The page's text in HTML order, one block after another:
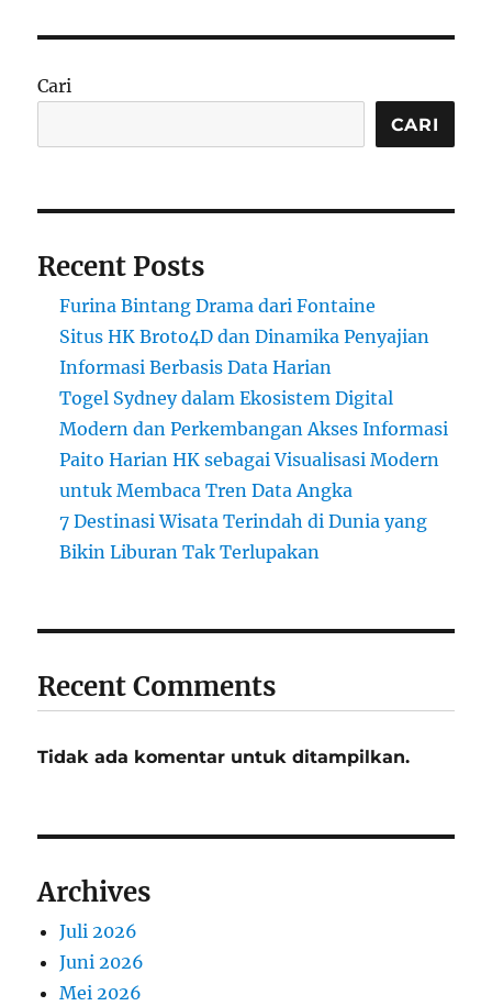
Cari
CARI
Recent Posts
Furina Bintang Drama dari Fontaine
Situs HK Broto4D dan Dinamika Penyajian
Informasi Berbasis Data Harian
Togel Sydney dalam Ekosistem Digital
Modern dan Perkembangan Akses Informasi
Paito Harian HK sebagai Visualisasi Modern
untuk Membaca Tren Data Angka
7 Destinasi Wisata Terindah di Dunia yang
Bikin Liburan Tak Terlupakan
Recent Comments
Tidak ada komentar untuk ditampilkan.
Archives
Juli 2026
Juni 2026
Mei 2026